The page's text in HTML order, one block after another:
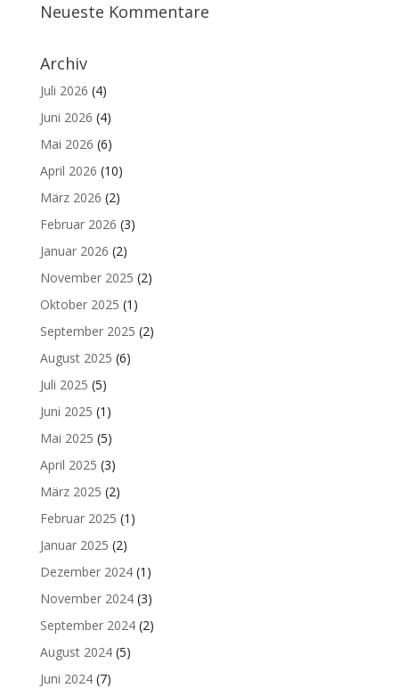
Neueste Kommentare
Archiv
Juli 2026 (4)
Juni 2026 (4)
Mai 2026 (6)
April 2026 (10)
März 2026 (2)
Februar 2026 (3)
Januar 2026 (2)
November 2025 (2)
Oktober 2025 (1)
September 2025 (2)
August 2025 (6)
Juli 2025 (5)
Juni 2025 (1)
Mai 2025 (5)
April 2025 (3)
März 2025 (2)
Februar 2025 (1)
Januar 2025 (2)
Dezember 2024(1)
November 2024(3)
September 2024(2)
August 2024(5)
Juni 2024(7)